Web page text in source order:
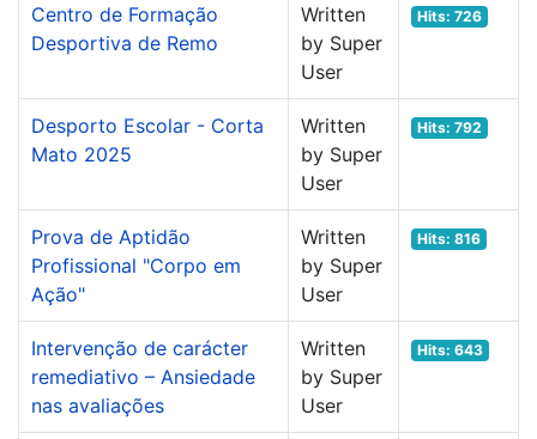
Centro de Formação
Desportiva de Remo
Written
by Super
User
Hits: 726
Desporto Escolar - Corta
Mato 2025
Written
by Super
User
Hits: 792
Prova de Aptidão
Profissional "Corpo em
Ação"
Written
by Super
User
Hits: 816
Intervenção de carácter
remediativo – Ansiedade
nas avaliações
Written
by Super
User
Hits: 643